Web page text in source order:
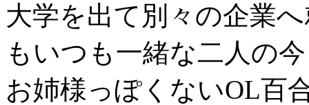
大学を出て別々の企業
もいつも一緒な二人の
お姉様っぽくないOL百